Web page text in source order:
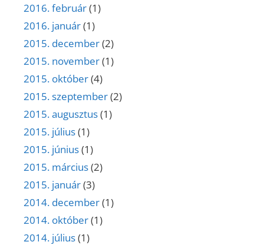
2016. február(1)
2016. január(1)
2015. december(2)
2015. november(1)
2015. október(4)
2015. szeptember(2)
2015. augusztus(1)
2015. július(1)
2015. június(1)
2015. március(2)
2015. január(3)
2014. december(1)
2014. október(1)
2014. július(1)